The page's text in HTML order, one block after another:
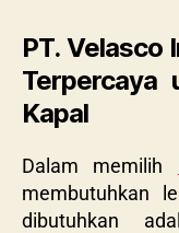
PT. Velasco
Terpercaya
Kapal
Dalam memilih
membutuhkan
dibutuhkan